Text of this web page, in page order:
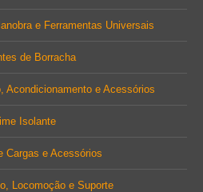
e Ferramentas Universais
de Borracha
Acondicionamento e Acessórios
Isolante
Cargas e Acessórios
Locomoção e Suporte